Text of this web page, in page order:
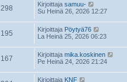
298 Kirjoittaja samuu-
Su Heinä 26, 2026 12:27
195 Kirjoittaja Pöytyä76
La Heinä 25, 2026 06:23
167 Kirjoittaja mika.koskinen
Pe Heinä 24, 2026 21:24
Kirjoittaja KNF